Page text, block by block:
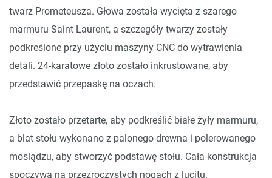
twarz Prometeusza. Głowa została wycięta z szarego
marmuru Saint Laurent, a szczegóły twarzy zostały
podkreślone przy użyciu maszyny CNC do wytrawienia
detali. 24-karatowe złoto zostało inkrustowane, aby
przedstawić przepaskę na oczach.
Złoto zostało przetarte, aby podkreślić białe żyły marmuru,
a blat stołu wykonano z palonego drewna i polerowanego
mosiądzu, aby stworzyć podstawę stołu. Cała konstrukcja
spoczywa na przezroczystych nogach z lucitu.